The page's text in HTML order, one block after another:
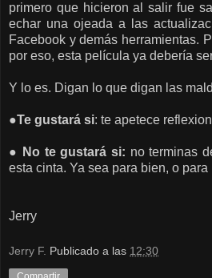
primero que hicieron al salir fue
echar una ojeada a las
Facebook y demás herramientas.
por eso, esta película ya debería
Y lo es. Digan lo que digan las
●Te gustará si: te apetece
● No te gustará si: no terminas
esta cinta. Ya sea para bien, o para
Jerry
Jerry F. Publicado a las 12:30